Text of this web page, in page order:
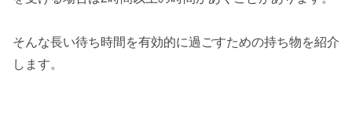
そんな長い待ち時間を有効的に過ごすための持ち物を紹介
します。